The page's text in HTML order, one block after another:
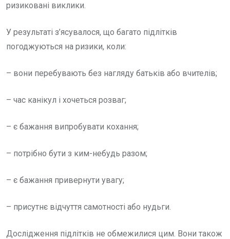
ризиковані виклики.
У результаті з’ясувалося, що багато підлітків
погоджуються на ризики, коли:
– вони перебувають без нагляду батьків або вчителів;
– час канікул і хочеться розваг;
– є бажання випробувати кохання;
– потрібно бути з ким-небудь разом;
– є бажання привернути увагу;
– присутнє відчуття самотності або нудьги.
Дослідження підлітків не обмежилися цим. Вони також